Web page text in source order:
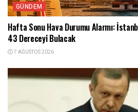
GÜNDEM
Hafta Sonu Hava Durumu Alarmı:
43 Dereceyi Bulacak
7 AĞUSTOS 2026